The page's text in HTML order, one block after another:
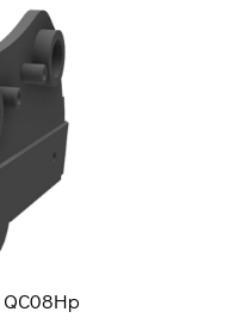
QC08Hp